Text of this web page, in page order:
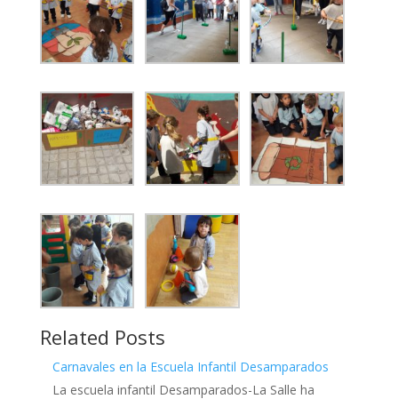
Related Posts
Carnavales en la Escuela Infantil Desamparados
La escuela infantil Desamparados-La Salle ha